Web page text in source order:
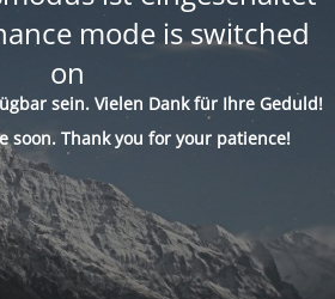
mode is switched
on
sein. Vielen Dank für Ihre Geduld!
soon. Thank you for your patience!